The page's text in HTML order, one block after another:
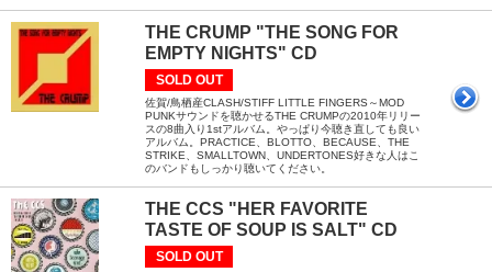
THE CRUMP "THE SONG FOR
EMPTY NIGHTS" CD
SOLD OUT
佐賀/鳥栖産CLASH/STIFF LITTLE FINGERS～MOD
PUNKサウンドを聴かせるTHE CRUMPの2010年リリー
スの8曲入り1stアルバム。やっぱり今聴き直しても良い
アルバム。PRACTICE、BLOTTO、BECAUSE、THE
STRIKE、SMALLTOWN、UNDERTONES好きな人はこ
のバンドもしっかり聴いてください。
THE CCS "HER FAVORITE
TASTE OF SOUP IS SALT" CD
SOLD OUT